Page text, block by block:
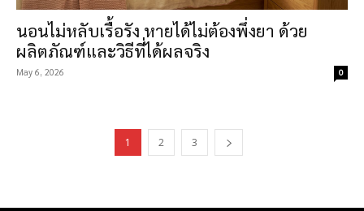
นอนไม่หลับเรื้อรัง หายได้ไม่ต้องพึ่งยา ด้วย
ผลิตภัณฑ์และวิธีที่ได้ผลจริง
May 6, 2026 0
1 2 3